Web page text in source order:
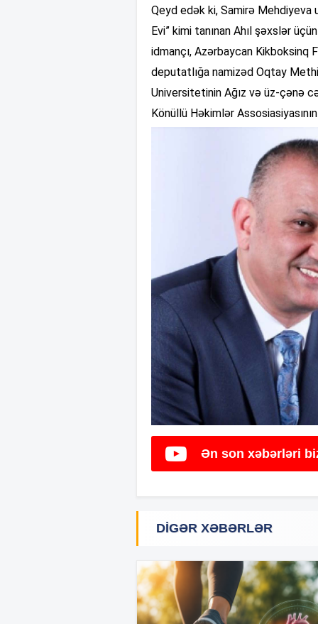
Qeyd edək ki, Samirə Mehdiyeva
Evi” kimi tanınan Ahıl şəxslər
idmançı, Azərbaycan Kikboksinq
deputatlığa namizəd Oqtay
Universitetinin Ağız və üz-çənə
Könüllü Həkimlər
Ən son xəbərləri
DIGƏR XƏBƏRLƏR